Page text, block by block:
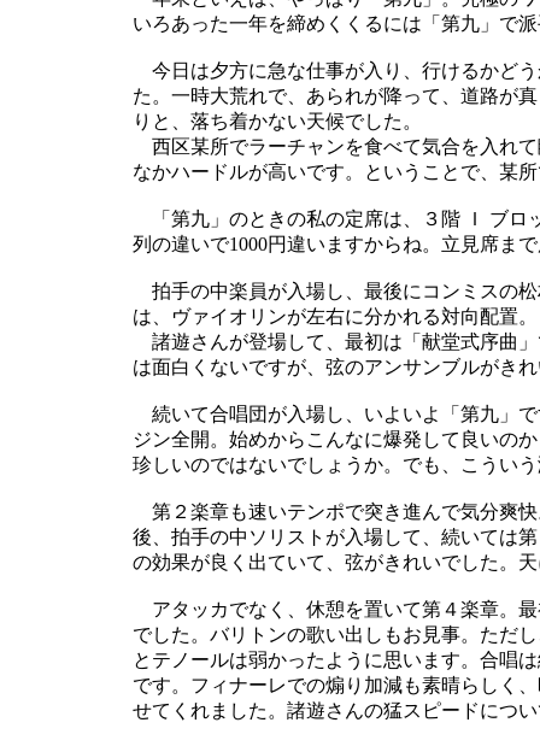
いろあった一年を締めくくるには「第九」で
今日は夕方に急な仕事が入り、行けるかど
た。一時大荒れで、あられが降って、道路が
りと、落ち着かない天候でした。
西区某所でラーチャンを食べて気合を入れ
なかハードルが高いです。ということで、某
「第九」のときの私の定席は、３階 Ｉ ブロ
列の違いで1000円違いますからね。立見席ま
拍手の中楽員が入場し、最後にコンミスの
は、ヴァイオリンが左右に分かれる対向配置
諸遊さんが登場して、最初は「献堂式序曲
は面白くないですが、弦のアンサンブルがき
続いて合唱団が入場し、いよいよ「第九」
ジン全開。始めからこんなに爆発して良いの
珍しいのではないでしょうか。でも、こうい
第２楽章も速いテンポで突き進んで気分爽
後、拍手の中ソリストが入場して、続いては
の効果が良く出ていて、弦がきれいでした。
アタッカでなく、休憩を置いて第４楽章。
でした。バリトンの歌い出しもお見事。ただ
とテノールは弱かったように思います。合唱
です。フィナーレでの煽り加減も素晴らしく
せてくれました。諸遊さんの猛スピードにつ